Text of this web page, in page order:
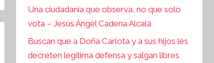
Una ciudadanía que observa, no que solo
vota – Jesús Ángel Cadena Alcalá
Buscan que a Doña Carlota y a sus hijos les
decreten legítima defensa y salgan libres